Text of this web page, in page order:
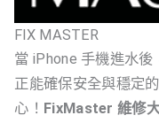
FIX MASTER
當 iPhone 手機進水
正能確保安全與穩定
心！ FixMaster 維修